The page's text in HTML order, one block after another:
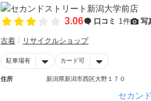
3.06 口コミ 1件 写
古着 リサイクルショップ
駐車場有 カード可
住所 新潟県新潟市西区大野１７０
セカン